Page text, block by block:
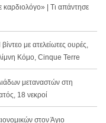
| Τι απάντησε
με ατελείωτες ουρές,
Κόμο, Cinque Terre
μεταναστών στη
18 νεκροί
στον Άγιο